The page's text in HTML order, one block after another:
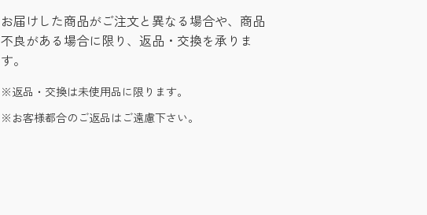
お届けした商品がご注文と異なる場合や、商品
不良がある場合に限り、返品・交換を承りま
す。
返品・交換は未使用品に限ります。
お客様都合のご返品はご遠慮下さい。